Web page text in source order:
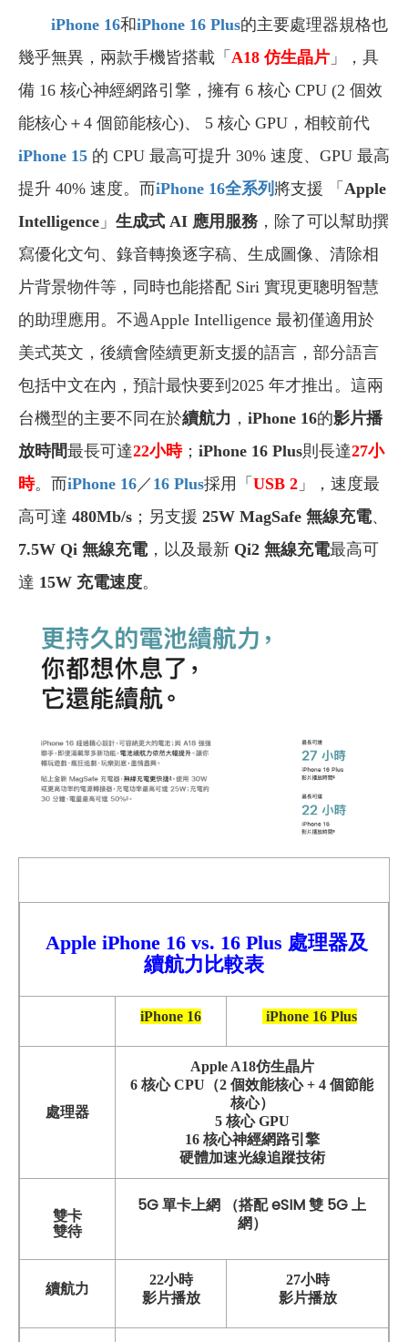
iPhone 16和iPhone 16 Plus的主要處理器規格也
幾乎無異，兩款手機皆搭載「 A18 仿生晶片 」，具
備 16 核心神經網路引擎，擁有 6 核心 CPU (2 個效
能核心＋4 個節能核心)、 5 核心 GPU，相較前代
iPhone 15 的 CPU 最高可提升 30% 速度、GPU 最高
提升 40% 速度。而iPhone 16全系列 將支援 「 Apple
Intelligence 」 生成式 AI 應用服務 ，除了可以幫助撰
寫優化文句、錄音轉換逐字稿、生成圖像、清除相
片背景物件等，同時也能搭配 Siri 實現更聰明智慧
的助理應用。不過Apple Intelligence 最初僅適用於
美式英文，後續會陸續更新支援的語言，部分語言
包括中文在內， 預計最快要到2025 年才推出。這兩
台機型的主要不同在於續航力 ， iPhone 16的影片播
放時間最長可達22小時； iPhone 16 Plus則 長達27小
時。 而iPhone 16 ／ 16 Plus採用「 USB 2 」，速度最
高可達 480Mb/s ；另支援 25W MagSafe 無線充電、
7.5W Qi 無線充電，以及最新 Qi2 無線充電最高可
達 15W 充電速度。
Apple iPhone 16 vs. 16 Plus 處理器及
續航力比較表
iPhone 16 iPhone 16 Plus
處理器
Apple A18仿生晶片
6 核心 CPU（2 個效能核心 + 4 個節能
核心）
5 核心 GPU
16 核心神經網路引擎
硬體加速光線追蹤技術
雙卡
雙待
5G 單卡上網 （搭配 eSIM 雙 5G 上
網）
續航力
22小時
影片播放
27小時
影片播放